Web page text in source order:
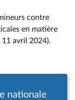
contre
en matière
avril 2024).
nationale